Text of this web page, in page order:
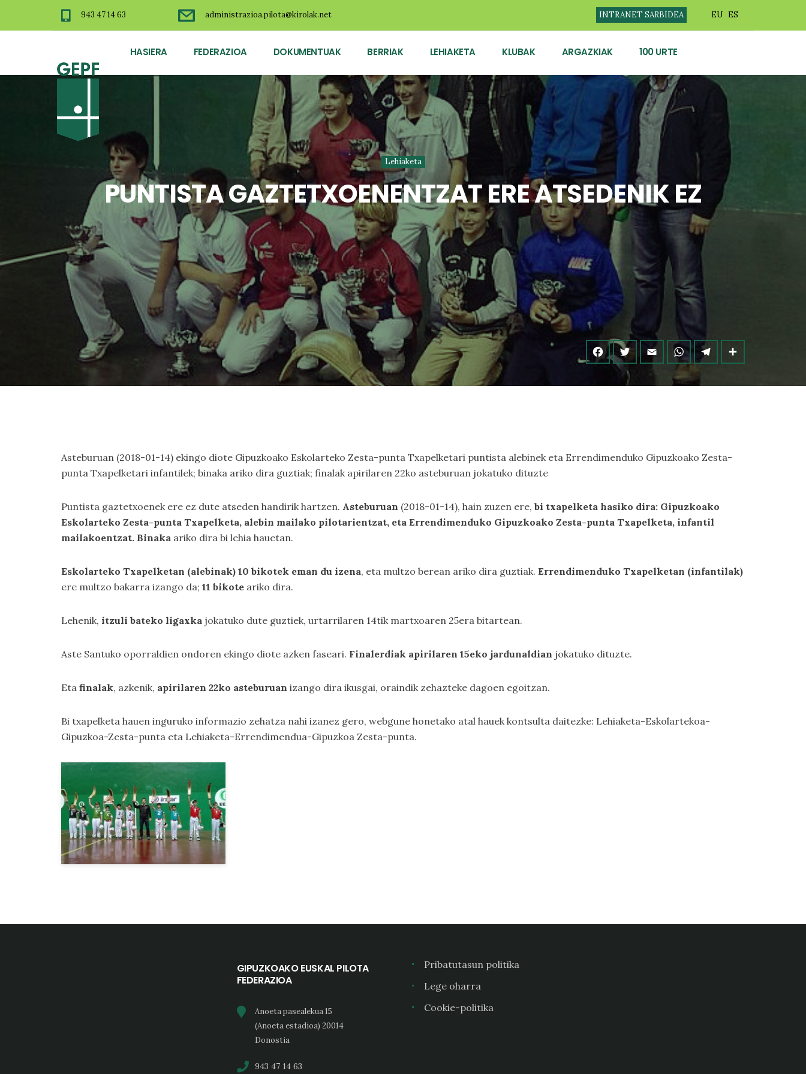
943 47 14 63 administrazioa.pilota@kirolak.net INTRANET SARBIDEA EU ES
HASIERA FEDERAZIOA DOKUMENTUAK BERRIAK LEHIAKETA KLUBAK ARGAZKIAK 100 URTE
Lehiaketa
PUNTISTA GAZTETXOENENTZAT ERE ATSEDENIK EZ
Asteburuan (2018-01-14) ekingo diote Gipuzkoako Eskolarteko Zesta-punta Txapelketari puntista alebinek eta Errendimenduko Gipuzkoako Zesta-
punta Txapelketari infantilek; binaka ariko dira guztiak; finalak apirilaren 22ko asteburuan jokatuko dituzte
Puntista gaztetxoenek ere ez dute atseden handirik hartzen. Asteburuan (2018-01-14), hain zuzen ere, bi txapelketa hasiko dira: Gipuzkoako
Eskolarteko Zesta-punta Txapelketa, alebin mailako pilotarientzat, eta Errendimenduko Gipuzkoako Zesta-punta Txapelketa, infantil
mailakoentzat. Binaka ariko dira bi lehia hauetan.
Eskolarteko Txapelketan (alebinak) 10 bikotek eman du izena, eta multzo berean ariko dira guztiak. Errendimenduko Txapelketan (infantilak)
ere multzo bakarra izango da; 11 bikote ariko dira.
Lehenik, itzuli bateko ligaxka jokatuko dute guztiek, urtarrilaren 14tik martxoaren 25era bitartean.
Aste Santuko oporraldien ondoren ekingo diote azken faseari. Finalerdiak apirilaren 15eko jardunaldian jokatuko dituzte.
Eta finalak, azkenik, apirilaren 22ko asteburuan izango dira ikusgai, oraindik zehazteke dagoen egoitzan.
Bi txapelketa hauen inguruko informazio zehatza nahi izanez gero, webgune honetako atal hauek kontsulta daitezke: Lehiaketa-Eskolartekoa-
Gipuzkoa-Zesta-punta eta Lehiaketa-Errendimendua-Gipuzkoa Zesta-punta.
GIPUZKOAKO EUSKAL PILOTA
FEDERAZIOA
Anoeta pasealekua 15
(Anoeta estadioa) 20014
Donostia
943 47 14 63
Pribatutasun politika
Lege oharra
Cookie-politika